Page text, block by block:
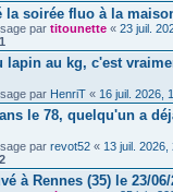
la soirée fluo à la
par titounette« 23 juil.
1
lapin au kg, c'est
par HenriT« 16 juil. 2026,
le 78, quelqu'un a
par revot52« 13 juil. 2026,
2
à Rennes (35) le 23/06/